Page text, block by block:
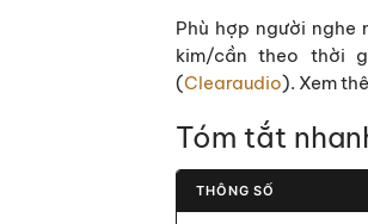
Phù hợp người
kim/cần theo thời
(Clearaudio). Xem
Tóm tắt
THÔNG SỐ